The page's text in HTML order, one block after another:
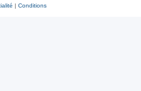
| Conditions